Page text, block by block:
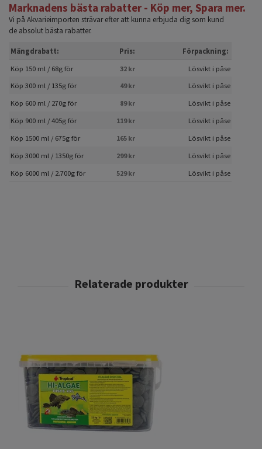
Marknadens bästa rabatter - Köp mer, Spara mer.
Vi på Akvarieimporten strävar efter att kunna erbjuda dig som kund
de absolut bästa rabatter.
Mängdrabatt: Pris:
Förpackning:
Köp 150 ml / 68g för
32 kr
Lösvikt i påse
Köp 300 ml / 135g för
49 kr
Lösvikt i påse
Köp 600 ml / 270g för
89 kr
Lösvikt i påse
Köp 900 ml / 405g för
119 kr
Lösvikt i påse
Köp 1500 ml / 675g för
165 kr
Lösvikt i påse
Köp 3000 ml / 1350g för
299 kr
Lösvikt i påse
Köp 6000 ml / 2.700g för
529 kr Lösvikt i påse